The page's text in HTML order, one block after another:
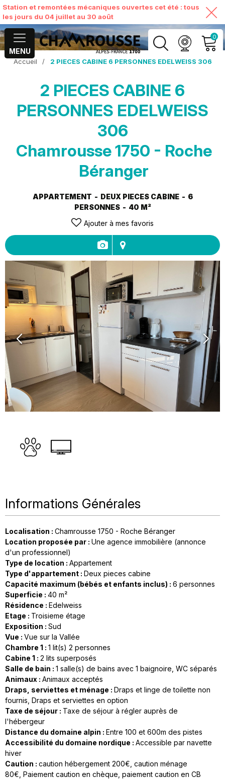
Station et remontées mécaniques ouvertes cet été : tous
les jours du 04 juillet au 30 août
MENU
0
MON COMPTE
VOIR MON PANIER
Accueil / 2 PIECES CABINE 6 PERSONNES EDELWEISS 306
2 PIECES CABINE 6
PERSONNES EDELWEISS
306
Chamrousse 1750 - Roche
Béranger
APPARTEMENT DEUX PIECES CABINE
6
PERSONNES
40 M²
Ajouter à mes favoris
Informations Générales
Localisation : Chamrousse 1750 - Roche Béranger
Location proposée par : Une agence immobilière (annonce
d'un professionnel)
Type de location : Appartement
Type d'appartement : Deux pieces cabine
Capacité maximum (bébés et enfants inclus) : 6 personnes
Superficie : 40 m²
Résidence : Edelweiss
Etage : Troisieme étage
Exposition : Sud
Vue : Vue sur la Vallée
Chambre 1 : 1 lit(s) 2 personnes
Cabine 1 : 2 lits superposés
Salle de bain : 1 salle(s) de bains avec 1 baignoire WC séparés
Animaux : Animaux acceptés
Draps, serviettes et ménage : Draps et linge de toilette non
fournis Draps et serviettes en option
Taxe de séjour : Taxe de séjour à régler auprès de
l'hébergeur
Distance du domaine alpin : Entre 100 et 600m des pistes
Accessibilité du domaine nordique : Accessible par navette
hiver
Caution : caution hébergement 200€ caution ménage
80€ Paiement caution en chèque paiement caution en CB